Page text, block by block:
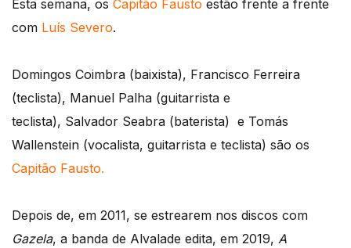
Esta semana, os Capitão Fausto estão frente a frente
com Luís Severo.
Domingos Coimbra (baixista), Francisco Ferreira
(teclista), Manuel Palha (guitarrista e
teclista), Salvador Seabra (baterista) e Tomás
Wallenstein (vocalista, guitarrista e teclista) são os
Capitão Fausto.
Depois de, em 2011, se estrearem nos discos com
Gazela, a banda de Alvalade edita, em 2019, A